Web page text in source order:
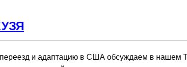
и адаптацию в США обсуждаем в нашем